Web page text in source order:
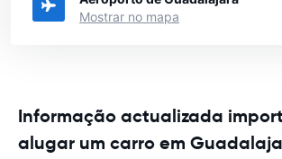
Mostrar no mapa
Informação actualizada
alugar um carro em